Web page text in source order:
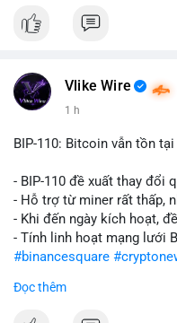
Vlike Wire
1 h
BIP-110: Bitcoin vẫn tồn
- BIP-110 đề xuất thay đổi
- Hỗ trợ từ miner rất thấp,
- Khi đến ngày kích hoạt,
- Tính linh hoạt mạng lưới
#binancesquare
$btc
Đọc thêm